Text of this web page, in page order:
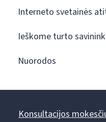
Interneto svetainės
Ieškome turto
Nuorodos
Konsultacijos